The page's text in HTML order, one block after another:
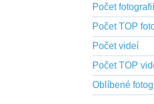
Počet fotografií
Počet TOP
Počet videí
Počet TOP
Oblíbené